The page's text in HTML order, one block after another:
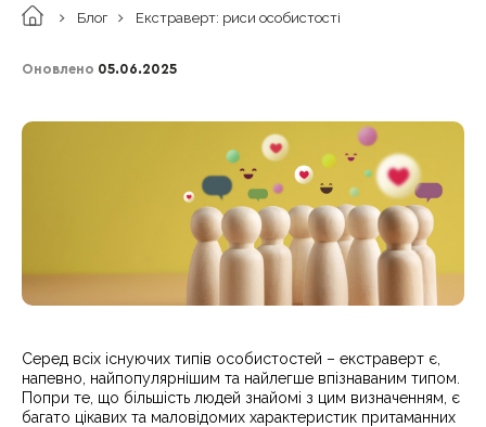
Блог Екстраверт: риси особистості
Оновлено 05.06.2025
Серед всіх існуючих типів особистостей – екстраверт є,
напевно, найпопулярнішим та найлегше впізнаваним типом.
Попри те, що більшість людей знайомі з цим визначенням, є
багато цікавих та маловідомих характеристик притаманних